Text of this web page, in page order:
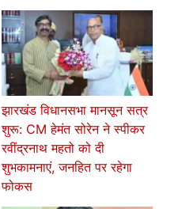
झारखंड विधानसभा मानसून सत्र
शुरू: CM हेमंत सोरेन ने स्पीकर
रवींद्रनाथ महतो को दी
शुभकामनाएं, जनहित पर रहेगा
फोकस